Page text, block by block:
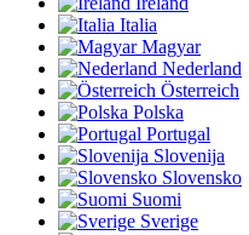
Italia
Magyar
Nederland
Österreich
Polska
Portugal
Slovenija
Slovensko
Suomi
Sverige